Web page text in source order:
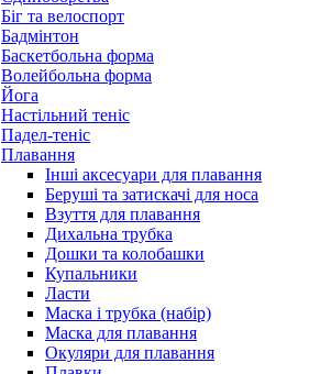
Біг та велоспорт
Бадмінтон
Баскетбольна форма
Волейбольна форма
Йога
Настільний теніс
Падел-теніс
Плавання
Інші аксесуари для плавання
Беруші та затискачі для носа
Взуття для плавання
Дихальна трубка
Дошки та колобашки
Купальники
Ласти
Маска і трубка (набір)
Маска для плавання
Окуляри для плавання